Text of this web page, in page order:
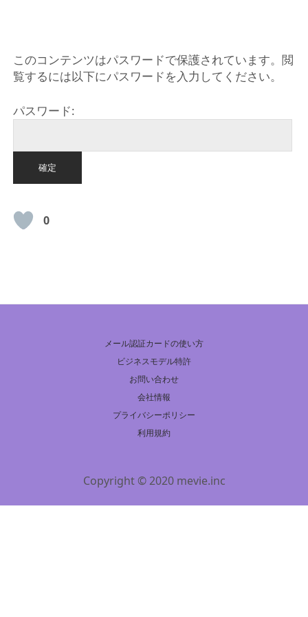
このコンテンツはパスワードで保護されています。閲
覧するには以下にパスワードを入力してください。
パスワード:
0
メール認証カードの使い方
ビジネスモデル特許
お問い合わせ
会社情報
プライバシーポリシー
利用規約
Copyright © 2020 mevie.inc